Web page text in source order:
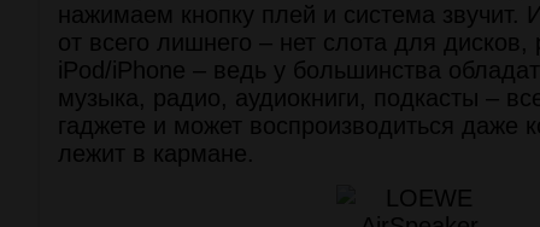
нажимаем кнопку плей и система звучит.
от всего лишнего – нет слота для
iPod/iPhone – ведь у большинства
музыка, радио, аудиокниги, подкасты –
гаджете и может воспроизводиться даже
лежит в кармане.